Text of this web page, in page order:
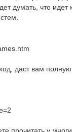
думать, что идет
даст вам полную